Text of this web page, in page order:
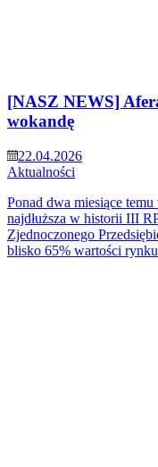
[NASZ NEWS]
wokandę
22.04.2026
Aktualności
Ponad dwa miesiące
najdłuższa w historii III
Zjednoczonego
blisko 65% wartości